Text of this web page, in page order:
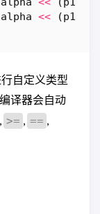
<< (p1
自定义类型
译器会自动
, >= , == ,